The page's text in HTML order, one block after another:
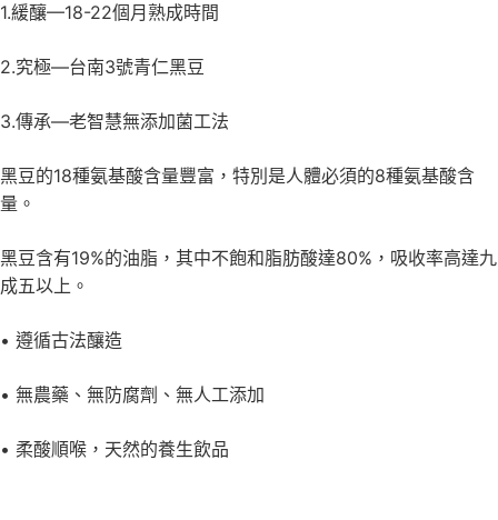
1.緩釀—18-22個月熟成時間
2.究極—台南3號青仁黑豆
3.傳承—老智慧無添加菌工法
黑豆的18種氨基酸含量豐富，特別是人體必須的8種氨基酸含
量。
黑豆含有19%的油脂，其中不飽和脂肪酸達80%，吸收率高達九
成五以上。
• 遵循古法釀造
• 無農藥、無防腐劑、無人工添加
• 柔酸順喉，天然的養生飲品